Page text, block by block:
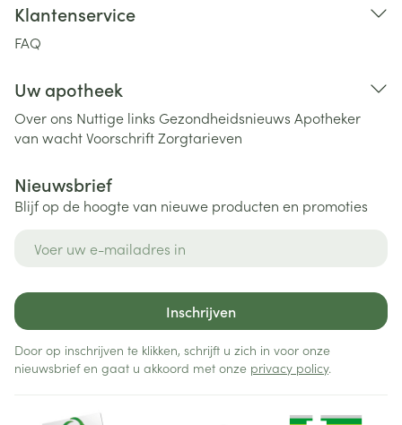
Klantenservice
FAQ
Uw apotheek
Over ons Nuttige links Gezondheidsnieuws Apotheker
van wachtVoorschriftZorgtarieven
Nieuwsbrief
Blijf op de hoogte van nieuwe producten en promoties
Inschrijven
Door op inschrijven te klikken, schrijft u zich in voor onze
nieuwsbrief en gaat u akkoord met onze privacy policy.